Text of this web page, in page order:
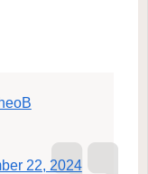
22, 2024